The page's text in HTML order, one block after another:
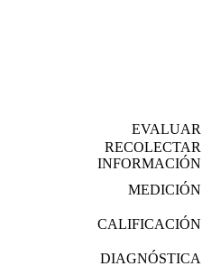
EVALUAR
RECOLECTAR
INFORMACIÓN
MEDICIÓN
CALIFICACIÓN
DIAGNÓSTICA